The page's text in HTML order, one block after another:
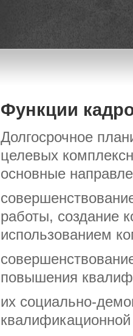
Функции
Долгосрочное
целевых
основные
работы, создание
использованием
повышения
их социально-
квалификационной